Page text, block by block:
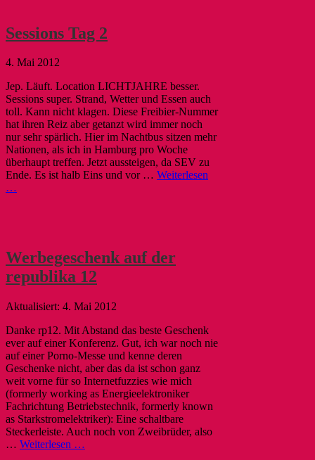
Sessions Tag 2
4. Mai 2012
Jep. Läuft. Location LICHTJAHRE besser.
Sessions super. Strand, Wetter und Essen auch
toll. Kann nicht klagen. Diese Freibier-Nummer
hat ihren Reiz aber getanzt wird immer noch
nur sehr spärlich. Hier im Nachtbus sitzen mehr
Nationen, als ich in Hamburg pro Woche
überhaupt treffen. Jetzt aussteigen, da SEV zu
Ende. Es ist halb Eins und vor … Weiterlesen
…
Werbegeschenk auf der
republika 12
4. Mai 2012
Danke rp12. Mit Abstand das beste Geschenk
ever auf einer Konferenz. Gut, ich war noch nie
auf einer Porno-Messe und kenne deren
Geschenke nicht, aber das da ist schon ganz
weit vorne für so Internetfuzzies wie mich
(formerly working as Energieelektroniker
Fachrichtung Betriebstechnik, formerly known
as Starkstromelektriker): Eine schaltbare
Steckerleiste. Auch noch von Zweibrüder, also
… Weiterlesen …